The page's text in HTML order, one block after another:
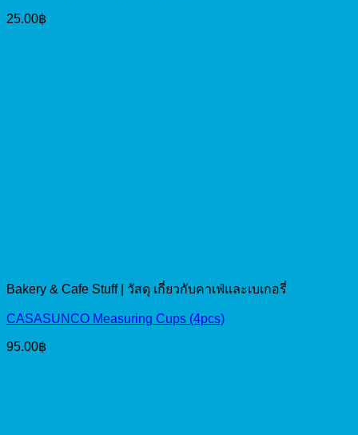
25.00฿
Bakery & Cafe Stuff | วัสดุ เกี่ยวกับคาเฟ่และเบเกอรี่
CASASUNCO Measuring Cups (4pcs)
95.00฿